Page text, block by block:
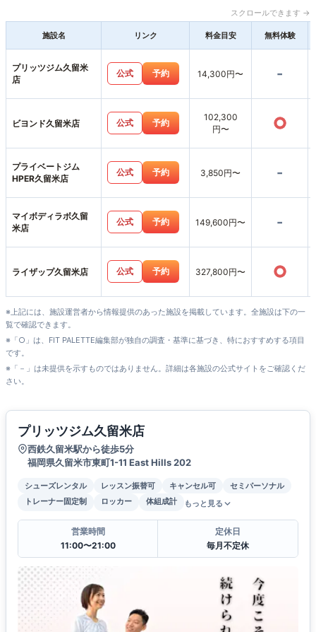
スクロールできます →
施設名 リンク 料金目安 無料体験
プリッツジム久留米
店
公式 予約 14,300円〜 -
ビヨンド久留米店 公式 予約
102,300
円〜
○
プライベートジム
HPER久留米店
公式 予約 3,850円〜 -
マイボディラボ久留
米店
公式 予約 149,600円〜 -
ライザップ久留米店 公式 予約 327,800円〜 ○
※上記には、施設運営者から情報提供のあった施設を掲載しています。全施設は下の一
覧で確認できます。
※「○」は、FIT PALETTE編集部が独自の調査・基準に基づき、特におすすめする項目
です。
※「－」は未提供を示すものではありません。詳細は各施設の公式サイトをご確認くだ
さい。
プリッツジム久留米店
西鉄久留米駅から徒歩5分
福岡県久留米市東町1-11 East Hills 202
シューズレンタル レッスン振替可 キャンセル可
セミパーソナル
トレーナー固定制
ロッカー 体組成計 もっと見る
営業時間
11:00〜21:00
定休日
毎月不定休